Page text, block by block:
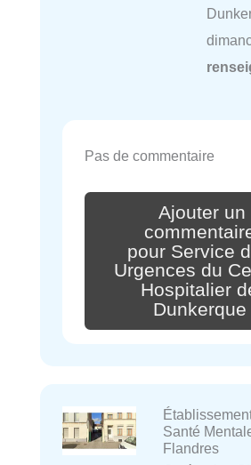
Pas de commentaire
Ajouter un
pour Service
Urgences du
Hospitalier
Dunkerque
Santé
Flandres